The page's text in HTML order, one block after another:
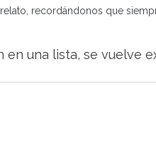
recordándonos que
una lista, se vuelve